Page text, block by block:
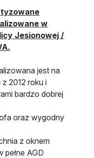
w
Jesionowej /
jest na
2012 roku i
bardzo dobrej
oraz wygodny
z oknem
pełne AGD